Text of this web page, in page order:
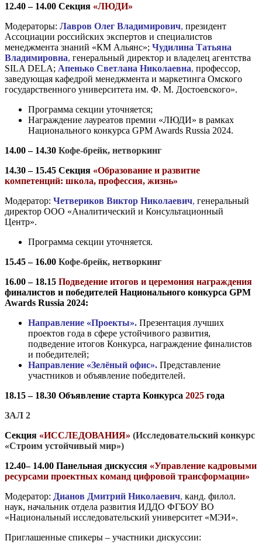
12.40 – 14.00 Секция «ЛЮДИ»
Модераторы: Лавров Олег Владимирович, президент
Ассоциации российских экспертов и специалистов
менеджмента знаний «КМ Альянс»; Чудилина Татьяна
Владимировна, генеральный директор и владелец агентства
SILA DELA; Апенько Светлана Николаевна, профессор,
заведующая кафедрой менеджмента и маркетинга Омского
государственного университета им. Ф. М. Достоевского».
Программа секции уточняется;
Награждение лауреатов премии «ЛЮДИ» в рамках
Национального конкурса GPM Awards Russia 2024.
14.00 – 14.30 Кофе-брейк, нетворкинг
14.30 – 15.45 Секция «Образование и развитие
компетенций: школа, профессия, жизнь»
Модератор: Четвериков Виктор Николаевич, генеральный
директор ООО «Аналитический и Консультационный
Центр».
Программа секции уточняется.
15.45 – 16.00 Кофе-брейк, нетворкинг
16.00 – 18.15 Подведение итогов и церемония награждения
финалистов и победителей Национального конкурса GPM
Awards Russia 2024:
Направление «Проекты». Презентация лучших
проектов года в сфере устойчивого развития,
подведение итогов Конкурса, награждение финалистов
и победителей;
Направление «Зелёный офис». Представление
участников и объявление победителей.
18.15 – 18.30 Объявление старта Конкурса 2025 года
ЗАЛ 2
Секция «ИССЛЕДОВАНИЯ» (Исследовательский конкурс
«Строим устойчивый мир»)
12.40– 14.00 Панельная дискуссия «Управление кадровыми
ресурсами проектных команд цифровой трансформации»
Модератор: Дианов Дмитрий Николаевич, канд. филол.
наук, начальник отдела развития ИДДО ФГБОУ ВО
«Национальный исследовательский университет «МЭИ».
Приглашенные спикеры – участники дискуссии: